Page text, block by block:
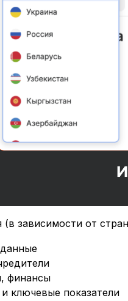
зависимости от
финансы
ключевые показатели